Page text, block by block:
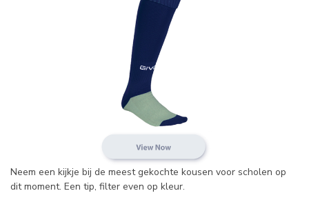
Neem een kijkje bij de meest gekochte kousen voor scholen op
dit moment. Een tip, filter even op kleur.